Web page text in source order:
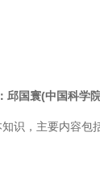
邱国寰(中国科学
识，主要内容包